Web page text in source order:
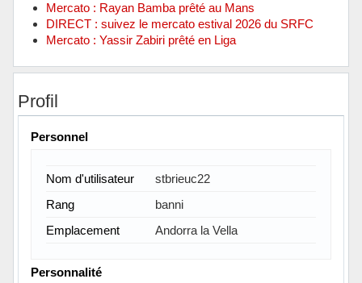
Mercato : Rayan Bamba prêté au Mans
DIRECT : suivez le mercato estival 2026 du SRFC
Mercato : Yassir Zabiri prêté en Liga
Profil
Personnel
Nom d'utilisateur
stbrieuc22
Rang
banni
Emplacement
Andorra la Vella
Personnalité